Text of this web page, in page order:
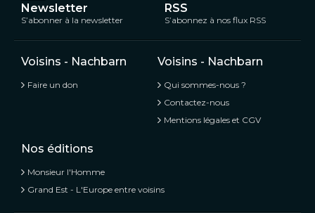
Newsletter
S’abonner à la newsletter
RSS
S’abonnez à nos flux RSS
Voisins - Nachbarn
Faire un don
Voisins - Nachbarn
Qui sommes-nous ?
Contactez-nous
Mentions légales et CGV
Nos éditions
Monsieur l'Homme
Grand Est - L'Europe entre voisins